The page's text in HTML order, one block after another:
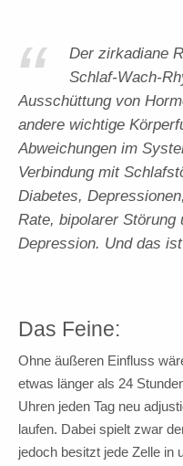
“
Der zirkadiane
Schlaf-Wach-
Ausschüttung von
andere wichtige
Abweichungen im
Verbindung mit
Diabetes,
Rate, bipolarer Störung
Depression. Und das
Das Feine:
Ohne äußeren Einfluss
etwas länger als 24
Uhren jeden Tag neu
laufen. Dabei spielt zwar
jedoch besitzt jede Zelle in